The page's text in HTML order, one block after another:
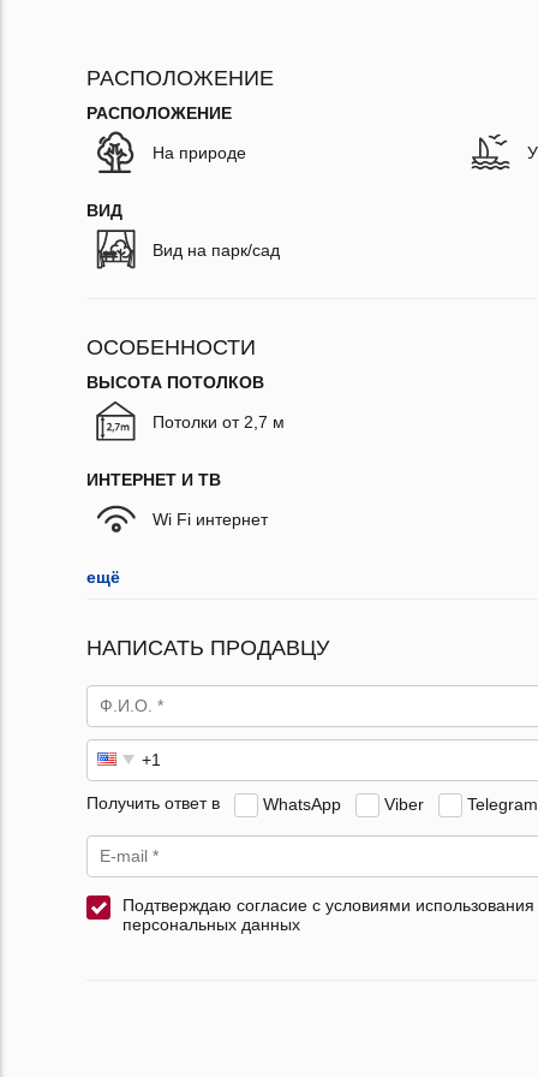
РАСПОЛОЖЕНИЕ
РАСПОЛОЖЕНИЕ
На природе
ВИД
Вид на парк/сад
ОСОБЕННОСТИ
ВЫСОТА ПОТОЛКОВ
Потолки от 2,7 м
ИНТЕРНЕТ И ТВ
Wi Fi интернет
ещё
НАПИСАТЬ ПРОДАВЦУ
Получить ответ в WhatsApp Viber Telegram
Подтверждаю согласие с условиями использования
персональных данных